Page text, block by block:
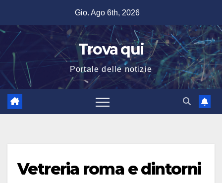
contenuto
Gio. Ago 6th, 2026
Trova qui
Portale delle notizie
Vetreria roma e dintorni